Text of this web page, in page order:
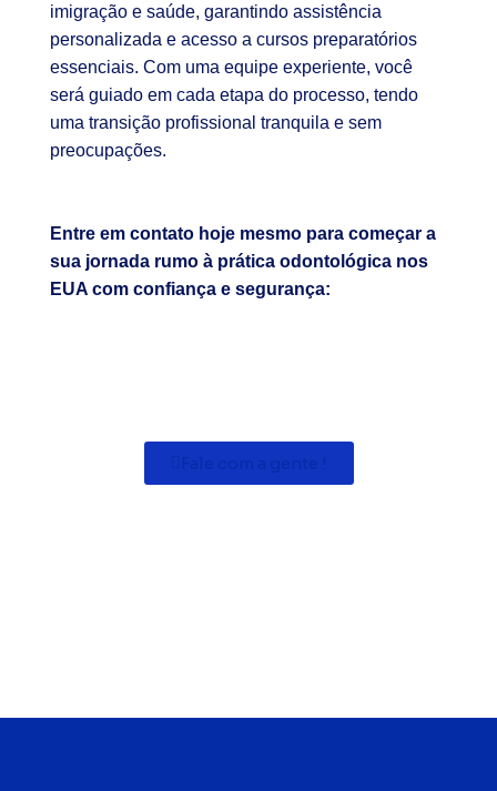
imigração e saúde, garantindo assistência
personalizada e acesso a cursos preparatórios
essenciais. Com uma equipe experiente, você
será guiado em cada etapa do processo, tendo
uma transição profissional tranquila e sem
preocupações.
Entre em contato hoje mesmo para começar a
sua jornada rumo à prática odontológica nos
EUA com confiança e segurança:
Fale com a gente !